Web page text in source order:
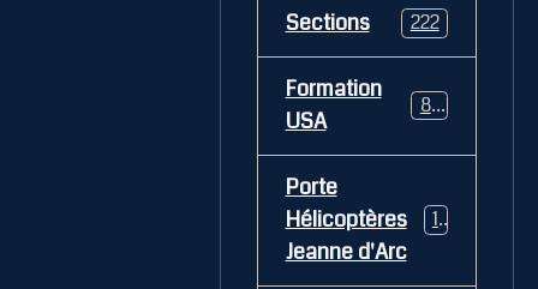
Sections 222
Formation
USA
84
Porte
Hélicoptères
Jeanne d'Arc
12